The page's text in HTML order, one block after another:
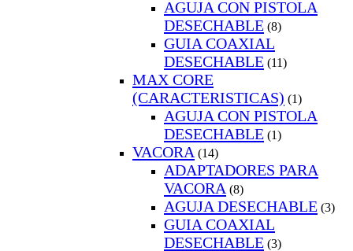
AGUJA CON PISTOLA
DESECHABLE (8)
GUIA COAXIAL
DESECHABLE (11)
MAX CORE
(CARACTERISTICAS) (1)
AGUJA CON PISTOLA
DESECHABLE (1)
VACORA (14)
ADAPTADORES PARA
VACORA (8)
AGUJA DESECHABLE (3)
GUIA COAXIAL
DESECHABLE (3)